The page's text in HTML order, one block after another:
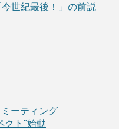
世紀最後！」の前説
ーティング
クト"始動